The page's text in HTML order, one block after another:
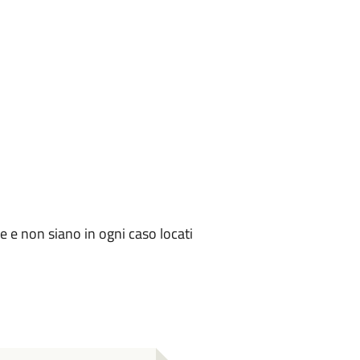
e non siano in ogni caso locati